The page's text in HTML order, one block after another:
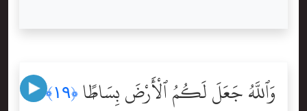
وَٱللَّهُ جَعَلَ لَكُمُ ٱلْأَرْضَ بِسَاطًۭا ﴿١٩﴾